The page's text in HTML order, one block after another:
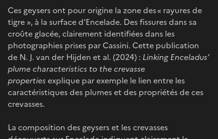
Ces geysers ont pour origine la zone des « rayures de
tigre », à la surface d’Encelade. Des fissures dans sa
croûte glacée, clairement identifiées dans les
photographies prises par Cassini. Cette publication
de N. J. van der Hijden et al. (2024) : Linking Enceladus’
plume characteristics to the crevasse
propertiesexplique par exemple le lien entre les
caractéristiques des plumes et des propriétés de ces
crevasses.
La composition des geysers et les crevasses